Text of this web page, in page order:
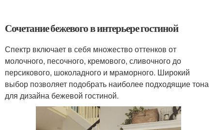
Сочетание бежевого в интерьере гостиной
Спектр включает в себя множество оттенков от
молочного, песочного, кремового, сливочного до
персикового, шоколадного и мраморного. Широкий
выбор позволяет подобрать наиболее подходящие тона
для дизайна бежевой гостиной.